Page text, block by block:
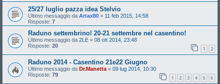
25/27 luglio pazza idea Stelvio
Ultimo messaggio da Artax80 « 11 feb 2015, 14:58
Risposte: 7
Raduno settembrino! 20-21 settembre nel casentino!
Ultimo messaggio da 2LE « 08 ott 2014, 23:48
Risposte: 20 1 2
Raduno 2014 - Casentino 21e22 Giugno
Ultimo messaggio da Dr.Manetta « 09 lug 2014, 10:30
Risposte: 79 1 2 3 4 5 6